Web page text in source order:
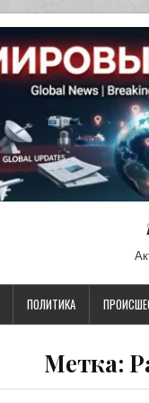
ПОЛИТИКА
Метка: